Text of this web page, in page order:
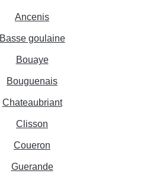
Ancenis
Basse goulaine
Bouaye
Bouguenais
Chateaubriant
Clisson
Coueron
Guerande